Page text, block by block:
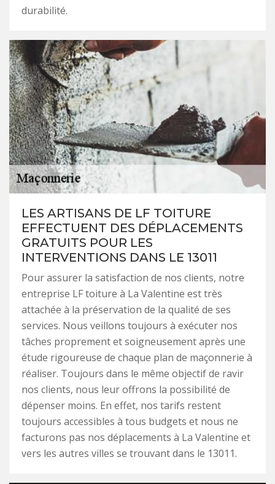
durabilité.
LES ARTISANS DE LF TOITURE
EFFECTUENT DES DÉPLACEMENTS
GRATUITS POUR LES
INTERVENTIONS DANS LE 13011
Pour assurer la satisfaction de nos clients, notre
entreprise LF toiture à La Valentine est très
attachée à la préservation de la qualité de ses
services. Nous veillons toujours à exécuter nos
tâches proprement et soigneusement après une
étude rigoureuse de chaque plan de maçonnerie à
réaliser. Toujours dans le même objectif de ravir
nos clients, nous leur offrons la possibilité de
dépenser moins. En effet, nos tarifs restent
toujours accessibles à tous budgets et nous ne
facturons pas nos déplacements à La Valentine et
vers les autres villes se trouvant dans le 13011.